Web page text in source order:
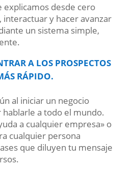
explicamos desde cero
y hacer avanzar
un sistema simple,
A LOS PROSPECTOS
RÁPIDO.
al iniciar un negocio
a todo el mundo.
a cualquier empresa» o
cualquier persona
que diluyen tu mensaje